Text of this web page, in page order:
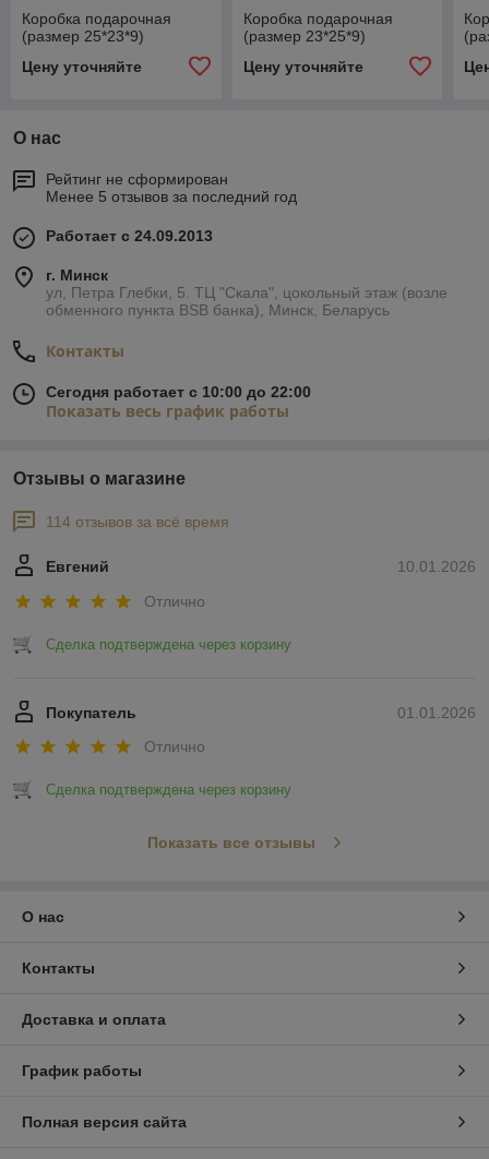
Коробка подарочная
(размер 25*23*9)
Цену уточняйте
Коробка подарочная
(размер 23*25*9)
Цену уточняйте
О нас
Рейтинг не сформирован
Менее 5 отзывов за последний год
Работает с 24.09.2013
г. Минск
ул, Петра Глебки, 5. ТЦ "Скала", цокольный этаж (возле
обменного пункта BSB банка), Минск, Беларусь
Контакты
Сегодня работает с 10:00 до 22:00
Показать весь график работы
Отзывы о магазине
114 отзывов за всё время
10.01.2026
Евгений
Отлично
Сделка подтверждена через корзину
01.01.2026
Покупатель
Отлично
Сделка подтверждена через корзину
Показать все отзывы
О нас
Контакты
Доставка и оплата
График работы
Полная версия сайта